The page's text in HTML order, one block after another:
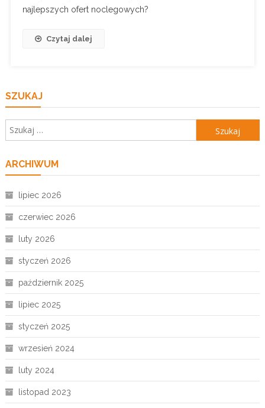
najlepszych ofert noclegowych?
Czytaj dalej
SZUKAJ
ARCHIWUM
lipiec 2026
czerwiec 2026
luty 2026
styczeń 2026
październik 2025
lipiec 2025
styczeń 2025
wrzesień 2024
luty 2024
listopad 2023